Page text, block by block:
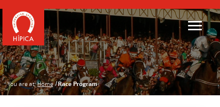
You are at: Home Race Program